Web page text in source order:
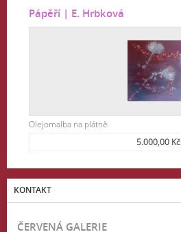
Pápěří | E. Hrbková
Olejomalba na plátně
5.000,00 Kč
KONTAKT
ČERVENÁ GALERIE